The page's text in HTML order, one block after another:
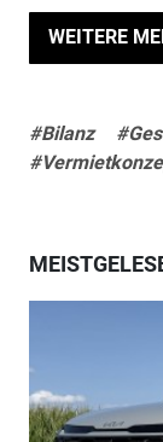
WEITERE
#Bilanz